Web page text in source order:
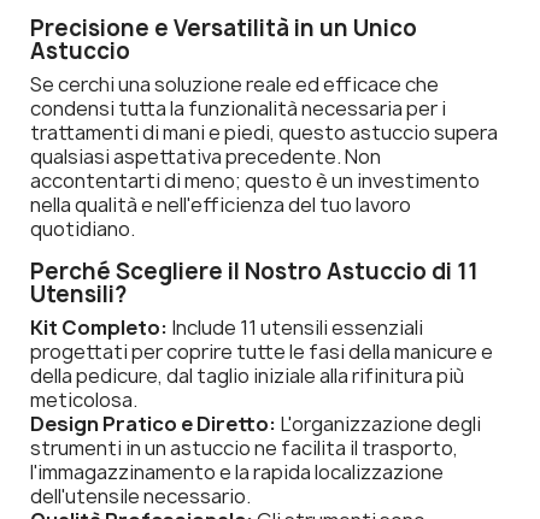
Precisione e Versatilità in un Unico
Astuccio
Se cerchi una soluzione reale ed efficace che
condensi tutta la funzionalità necessaria per i
trattamenti di mani e piedi, questo astuccio supera
qualsiasi aspettativa precedente. Non
accontentarti di meno; questo è un investimento
nella qualità e nell'efficienza del tuo lavoro
quotidiano.
Perché Scegliere il Nostro Astuccio di 11
Utensili?
Kit Completo: Include 11 utensili essenziali
progettati per coprire tutte le fasi della manicure e
della pedicure, dal taglio iniziale alla rifinitura più
meticolosa.
Design Pratico e Diretto: L'organizzazione degli
strumenti in un astuccio ne facilita il trasporto,
l'immagazzinamento e la rapida localizzazione
dell'utensile necessario.